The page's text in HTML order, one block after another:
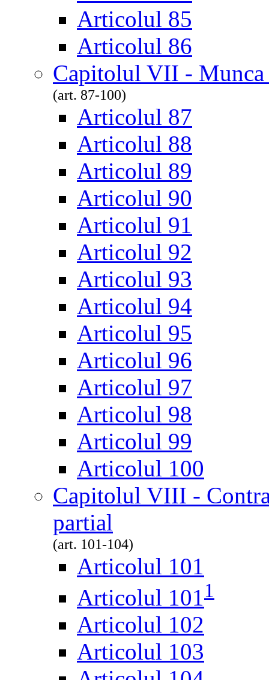
Articolul 85
Articolul 86
Capitolul VII - Munca
(art. 87-100)
Articolul 87
Articolul 88
Articolul 89
Articolul 90
Articolul 91
Articolul 92
Articolul 93
Articolul 94
Articolul 95
Articolul 96
Articolul 97
Articolul 98
Articolul 99
Articolul 100
Capitolul VIII -
partial
(art. 101-104)
Articolul 101
Articolul 1011
Articolul 102
Articolul 103